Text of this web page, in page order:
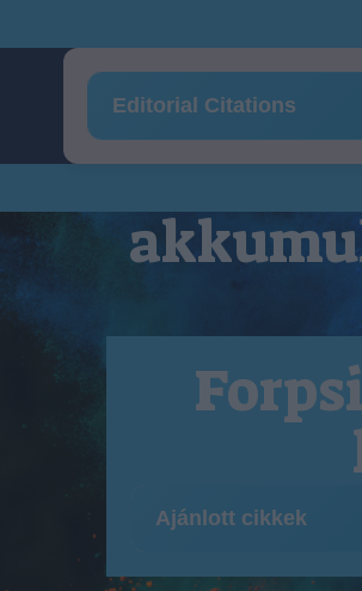
Editorial Citations
Ajánlott cikkek